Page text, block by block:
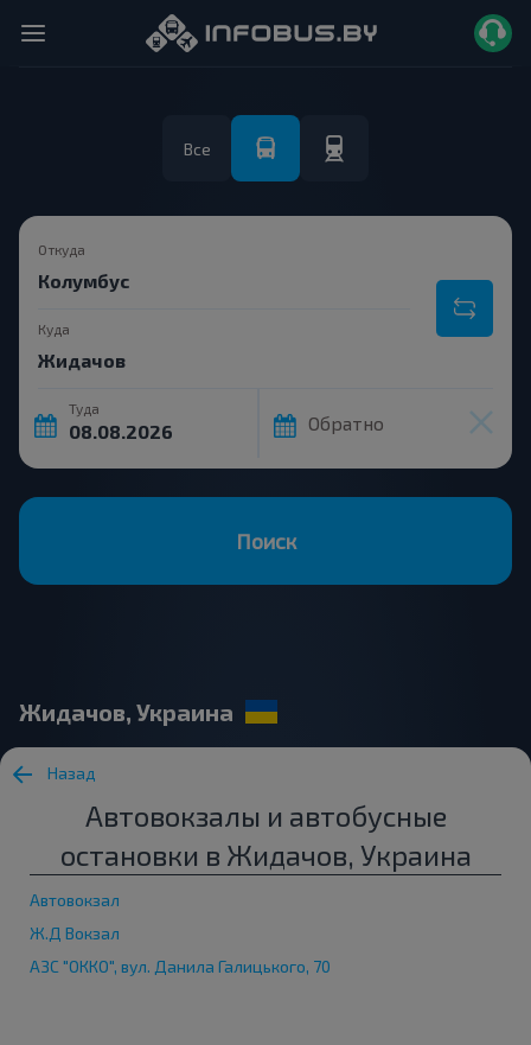
Все
Откуда
Куда
Туда
Обратно
Поиск
Жидачов, Украина
Назад
Автовокзалы и автобусные
остановки в Жидачов, Украина
Автовокзал
Ж.Д Вокзал
АЗС "ОККО", вул. Данила Галицького, 70